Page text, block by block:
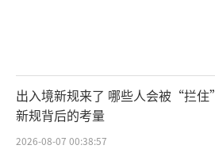
出入境新规来了 哪些人会被“拦住”
新规背后的考量
2026-08-07 00:38:57